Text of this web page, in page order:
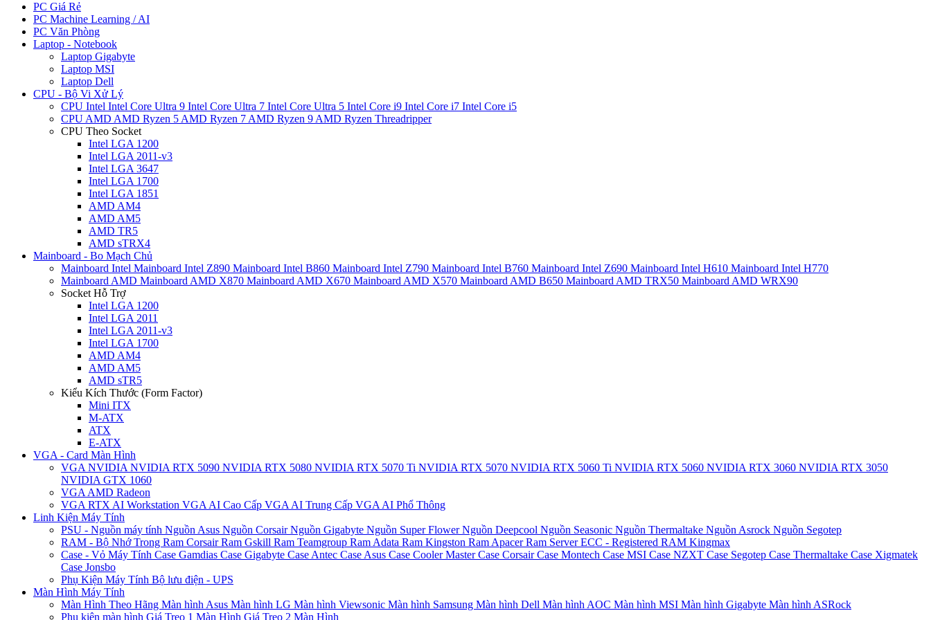
PC Giá Rẻ
PC Machine Learning / AI
PC Văn Phòng
Laptop - Notebook
Laptop Gigabyte
Laptop MSI
Laptop Dell
CPU - Bộ Vi Xử Lý
CPU Intel Intel Core Ultra 9 Intel Core Ultra 7 Intel Core Ultra 5 Intel Core i9 Intel Core i7 Intel Core i5
CPU AMD AMD Ryzen 5 AMD Ryzen 7 AMD Ryzen 9 AMD Ryzen Threadripper
CPU Theo Socket
Intel LGA 1200
Intel LGA 2011-v3
Intel LGA 3647
Intel LGA 1700
Intel LGA 1851
AMD AM4
AMD AM5
AMD TR5
AMD sTRX4
Mainboard - Bo Mạch Chủ
Mainboard Intel Mainboard Intel Z890 Mainboard Intel B860 Mainboard Intel Z790 Mainboard Intel B760 Mainboard Intel Z690 Mainboard Intel H610 Mainboard Intel H770
Mainboard AMD Mainboard AMD X870 Mainboard AMD X670 Mainboard AMD X570 Mainboard AMD B650 Mainboard AMD TRX50 Mainboard AMD WRX90
Socket Hỗ Trợ
Intel LGA 1200
Intel LGA 2011
Intel LGA 2011-v3
Intel LGA 1700
AMD AM4
AMD AM5
AMD sTR5
Kiểu Kích Thước (Form Factor)
Mini ITX
M-ATX
ATX
E-ATX
VGA - Card Màn Hình
VGA NVIDIA NVIDIA RTX 5090 NVIDIA RTX 5080 NVIDIA RTX 5070 Ti NVIDIA RTX 5070 NVIDIA RTX 5060 Ti NVIDIA RTX 5060 NVIDIA RTX 3060 NVIDIA RTX 3050
NVIDIA GTX 1060
VGA AMD Radeon
VGA RTX AI Workstation VGA AI Cao Cấp VGA AI Trung Cấp VGA AI Phổ Thông
Linh Kiện Máy Tính
PSU - Nguồn máy tính Nguồn Asus Nguồn CorsairNguồn Gigabyte Nguồn Super FlowerNguồn Deepcool Nguồn Seasonic Nguồn Thermaltake Nguồn Asrock Nguồn Segotep
RAM - Bộ Nhớ Trong Ram CorsairRam Gskill Ram Teamgroup Ram Adata Ram Kingston Ram ApacerRam Server ECC - Registered RAM Kingmax
Case - Vỏ Máy Tính Case Gamdias Case Gigabyte Case Antec Case Asus Case Cooler MasterCase CorsairCase Montech Case MSI Case NZXT Case Segotep Case Thermaltake Case Xigmatek
Case Jonsbo
Phụ Kiện Máy Tính Bộ lưu điện - UPS
Màn Hình Máy Tính
Màn Hình Theo Hãng Màn hình Asus Màn hình LG Màn hình Viewsonic Màn hình Samsung Màn hình Dell Màn hình AOC Màn hình MSI Màn hình Gigabyte Màn hình ASRock
Phụ kiện màn hình Giá Treo 1 Màn Hình Giá Treo 2 Màn Hình